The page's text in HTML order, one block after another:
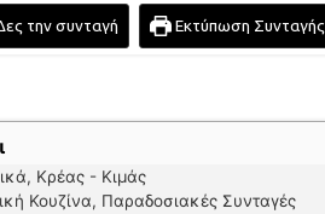
την συνταγή Εκτύπωση Συνταγής
Κρέας - Κιμάς
Κουζίνα, Παραδοσιακές Συνταγές